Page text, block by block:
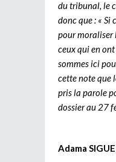
du tribunal, le
donc que : « Si
pour moraliser
ceux qui en
sommes ici
cette note que
pris la parole
dossier au 27
Adama SIGUE